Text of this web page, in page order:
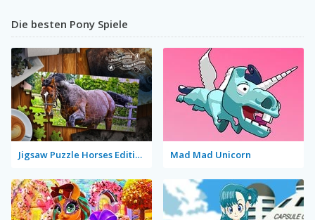
Die besten Pony Spiele
Jigsaw Puzzle Horses Edition Mad Mad Unicorn